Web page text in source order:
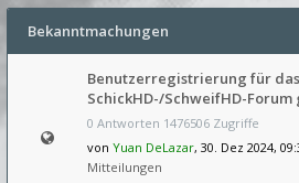
Bekanntmachungen
Benutzerregistrierung für das
SchickHD-/SchweifHD-
0 Antworten 1476506 Zugriffe
von Yuan DeLazar, 30. Dez 2024,
Mitteilungen